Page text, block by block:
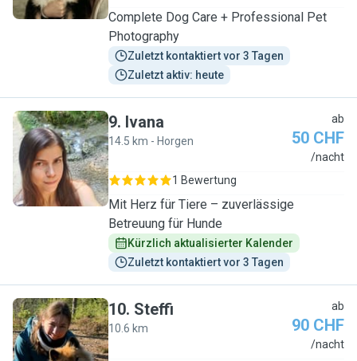
Complete Dog Care + Professional Pet
Photography
Zuletzt kontaktiert vor 3 Tagen
Zuletzt aktiv: heute
I
9. Ivana
14.5 km - Horgen
ab
50 CHF
/nacht
1 Bewertung
Mit Herz für Tiere – zuverlässige
Betreuung für Hunde
Kürzlich aktualisierter Kalender
Zuletzt kontaktiert vor 3 Tagen
S
10. Steffi
10.6 km
ab
90 CHF
/nacht